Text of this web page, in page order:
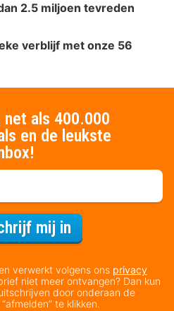
2.5 miljoen tevreden
verblijf met onze 56
net als 400.000
en de leukste
mij in
verwerkt volgens ons privacy
niet meer ontvangen? Dan kun
door onderaan de
te klikken.